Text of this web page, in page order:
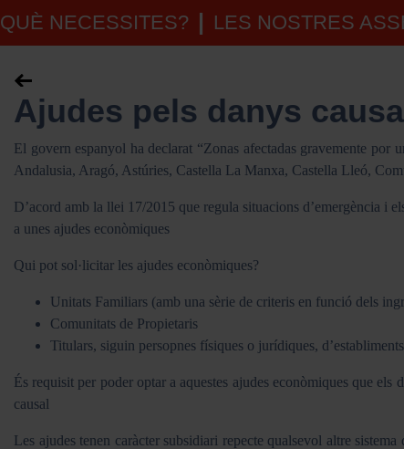
QUÈ NECESSITES? LES NOSTRES
Ajudes pels danys
El govern espanyol ha declarat “Zonas afectadas gravemente
Andalusia, Aragó, Astúries, Castella La Manxa, Castella Lleó,
D’acord amb la llei 17/2015 que regula situacions d’emergència i
a unes ajudes econòmiques
Qui pot sol·licitar les ajudes econòmiques?
Unitats Familiars (amb una sèrie de criteris en funció dels
Comunitats de Propietaris
Titulars, siguin persopnes físiques o jurídiques,
És requisit per poder optar a aquestes ajudes econòmiques que
causal
Les ajudes tenen caràcter subsidiari repecte qualsevol altre